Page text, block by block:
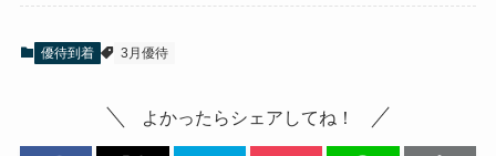
優待到着 3月優待
よかったらシェアしてね！